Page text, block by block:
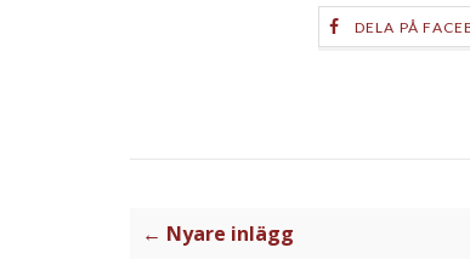
DELA PÅ
← Nyare inlägg